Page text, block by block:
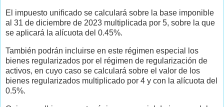
El impuesto unificado se calculará sobre la base imponible
al 31 de diciembre de 2023 multiplicada por 5, sobre la que
se aplicará la alícuota del 0.45%.
También podrán incluirse en este régimen especial los
bienes regularizados por el régimen de regularización de
activos, en cuyo caso se calculará sobre el valor de los
bienes regularizados multiplicado por 4 y con la alícuota del
0.5%.